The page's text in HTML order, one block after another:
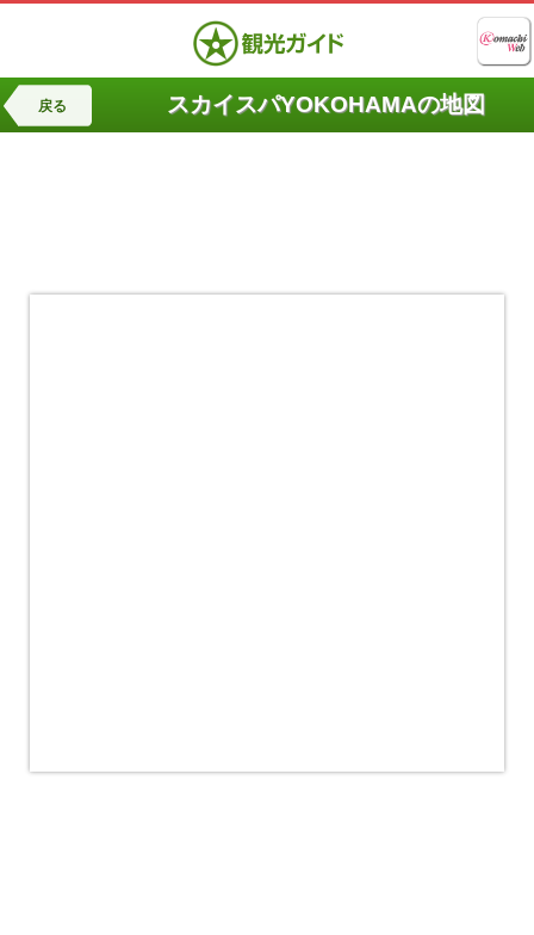
戻る スカイスパYOKOHAMAの地図